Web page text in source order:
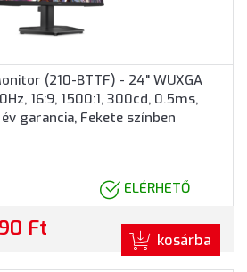
(210-BTTF) - 24" WUXGA
16:9, 1500:1, 300cd, 0.5ms,
garancia, Fekete színben
ELÉRHETŐ
Ft kosárba